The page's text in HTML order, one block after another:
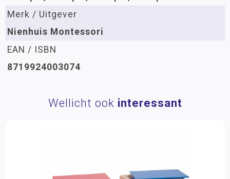
Merk / Uitgever
Nienhuis Montessori
EAN / ISBN
8719924003074
Wellicht ook interessant